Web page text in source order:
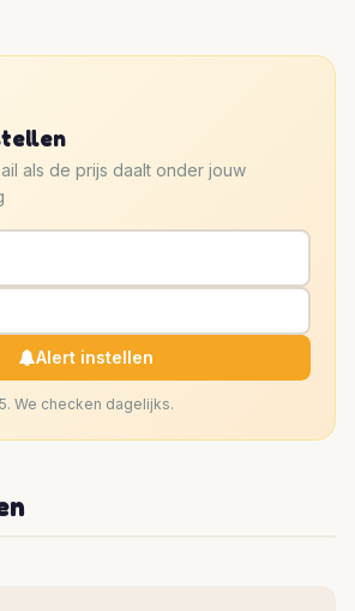
als de prijs daalt onder jouw
Alert instellen
We checken dagelijks.